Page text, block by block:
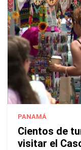
PANAMÁ
Cientos de
visitar el